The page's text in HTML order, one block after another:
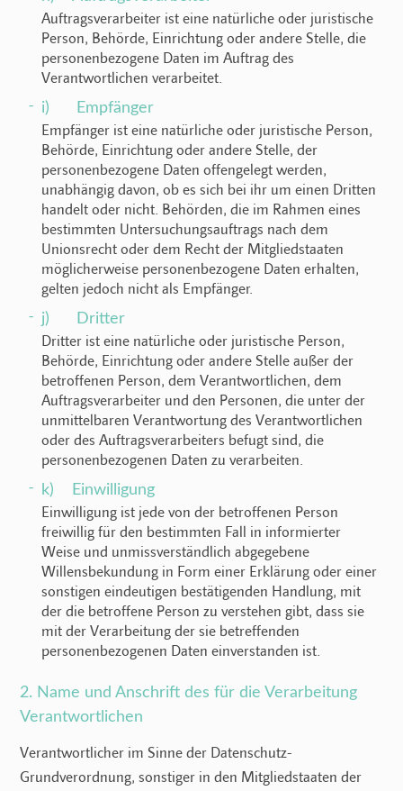
Auftragsverarbeiter ist eine natürliche oder juristische
Person, Behörde, Einrichtung oder andere Stelle, die
personenbezogene Daten im Auftrag des
Verantwortlichen verarbeitet.
i) Empfänger
Empfänger ist eine natürliche oder juristische Person,
Behörde, Einrichtung oder andere Stelle, der
personenbezogene Daten offengelegt werden,
unabhängig davon, ob es sich bei ihr um einen Dritten
handelt oder nicht. Behörden, die im Rahmen eines
bestimmten Untersuchungsauftrags nach dem
Unionsrecht oder dem Recht der Mitgliedstaaten
möglicherweise personenbezogene Daten erhalten,
gelten jedoch nicht als Empfänger.
j) Dritter
Dritter ist eine natürliche oder juristische Person,
Behörde, Einrichtung oder andere Stelle außer der
betroffenen Person, dem Verantwortlichen, dem
Auftragsverarbeiter und den Personen, die unter der
unmittelbaren Verantwortung des Verantwortlichen
oder des Auftragsverarbeiters befugt sind, die
personenbezogenen Daten zu verarbeiten.
k) Einwilligung
Einwilligung ist jede von der betroffenen Person
freiwillig für den bestimmten Fall in informierter
Weise und unmissverständlich abgegebene
Willensbekundung in Form einer Erklärung oder einer
sonstigen eindeutigen bestätigenden Handlung, mit
der die betroffene Person zu verstehen gibt, dass sie
mit der Verarbeitung der sie betreffenden
personenbezogenen Daten einverstanden ist.
2. Name und Anschrift des für die Verarbeitung
Verantwortlichen
Verantwortlicher im Sinne der Datenschutz-
Grundverordnung, sonstiger in den Mitgliedstaaten der